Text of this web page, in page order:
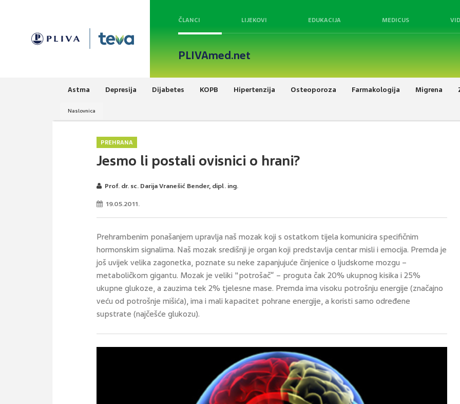
ČLANCI LIJEKOVI EDUKACIJA MEDICUS
PLIVAmed.net
Astma Depresija Dijabetes KOPB Hipertenzija Osteoporoza Farmakologija Migrena
Naslovnica
PREHRANA
Jesmo li postali ovisnici o hrani?
Prof. dr. sc. Darija Vranešić Bender, dipl. ing.
19.05.2011.
Prehrambenim ponašanjem upravlja naš mozak koji s ostatkom tijela komunicira specifičnim
hormonskim signalima. Naš mozak središnji je organ koji predstavlja centar misli i emocija. Premda je
još uvijek velika zagonetka, poznate su neke zapanjujuće činjenice o ljudskome mozgu –
metaboličkom gigantu. Mozak je veliki "potrošač“ – proguta čak 20% ukupnog kisika i 25%
ukupne glukoze, a zauzima tek 2% tjelesne mase. Premda ima visoku potrošnju energije (značajno
veću od potrošnje mišića), ima i mali kapacitet pohrane energije, a koristi samo određene
supstrate (najčešće glukozu).